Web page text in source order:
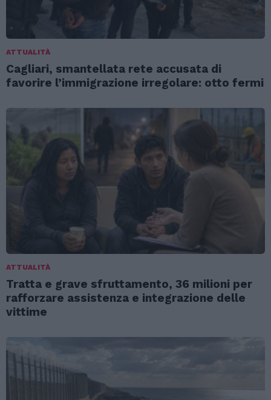
ATTUALITÀ
Cagliari, smantellata rete accusata di
favorire l’immigrazione irregolare: otto fermi
ATTUALITÀ
Tratta e grave sfruttamento, 36 milioni per
rafforzare assistenza e integrazione delle
vittime